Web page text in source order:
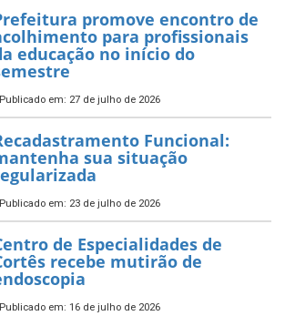
promove encontro de
para profissionais
educação no início do
Publicado em: 27 de julho de 2026
Funcional:
sua situação
Publicado em: 23 de julho de 2026
de Especialidades de
recebe mutirão de
Publicado em: 16 de julho de 2026